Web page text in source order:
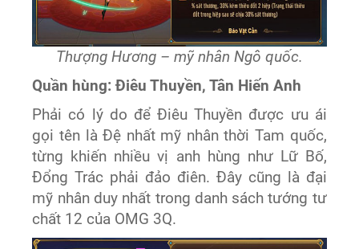
Thượng Hương – mỹ nhân Ngô quốc.
Quần hùng: Điêu Thuyền, Tân Hiến Anh
Phải có lý do để Điêu Thuyền được ưu ái
gọi tên là Đệ nhất mỹ nhân thời Tam quốc,
từng khiến nhiều vị anh hùng như Lữ Bố,
Đổng Trác phải đảo điên. Đây cũng là đại
mỹ nhân duy nhất trong danh sách tướng tư
chất 12 của OMG 3Q.